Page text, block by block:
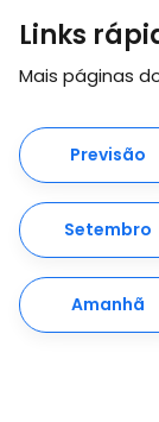
Links
Mais páginas
Previsão
Setembro
Amanhã